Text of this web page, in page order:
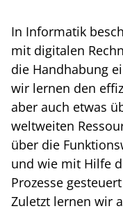
In Informatik
mit digitalen
die Handhabung
wir lernen den
aber auch etwas
weltweiten
über die
und wie mit Hilfe
Prozesse
Zuletzt lernen wir